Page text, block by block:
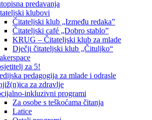
predavanja
klubovi
Čitateljski klub „Između redaka”
Čitateljski café „Dobro stablo”
KRUG – Čitateljski klub za mlade
Dječji čitateljski klub „Čituljko“
za 5!
pedagogija za mlade i odrasle
za zdravlje
inkluzivni programi
Za osobe s teškoćama čitanja
Latice